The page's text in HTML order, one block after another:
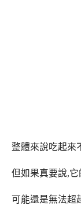
整體來說吃起來
但如果真要說,
可能還是無法超